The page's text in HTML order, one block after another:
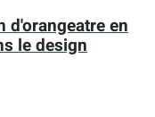
d'orangeatre en
le design